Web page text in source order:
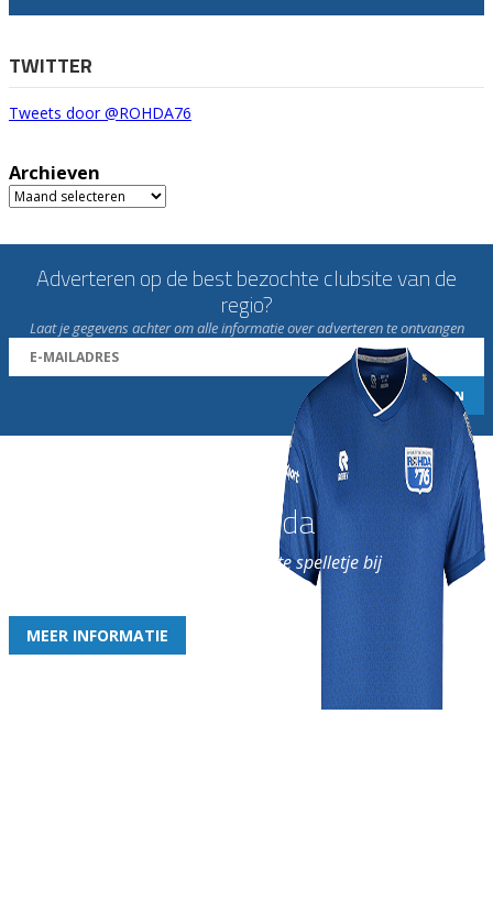
TWITTER
Tweets door @ROHDA76
Archieven
Archieven
Adverteren op de best bezochte clubsite van de
regio?
Laat je gegevens achter om alle informatie over adverteren te ontvangen
Word nu lid van Rohda
en geniet iedere week van het leukste spelletje bij
MEER INFORMATIE